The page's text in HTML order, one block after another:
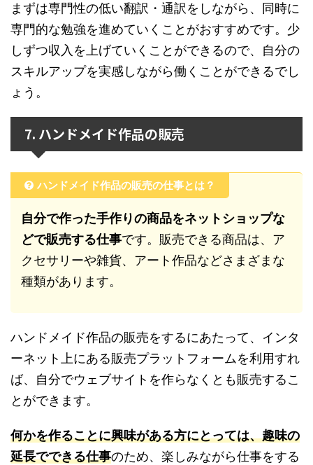
まずは専門性の低い翻訳・通訳をしながら、同時に
専門的な勉強を進めていくことがおすすめです。少
しずつ収入を上げていくことができるので、自分の
スキルアップを実感しながら働くことができるでし
ょう。
7. ハンドメイド作品の販売
ハンドメイド作品の販売の仕事とは？
自分で作った手作りの商品をネットショップな
どで販売する仕事です。販売できる商品は、ア
クセサリーや雑貨、アート作品などさまざまな
種類があります。
ハンドメイド作品の販売をするにあたって、インタ
ーネット上にある販売プラットフォームを利用すれ
ば、自分でウェブサイトを作らなくとも販売するこ
とができます。
何かを作ることに興味がある方にとっては、趣味の
延長でできる仕事のため、楽しみながら仕事をする